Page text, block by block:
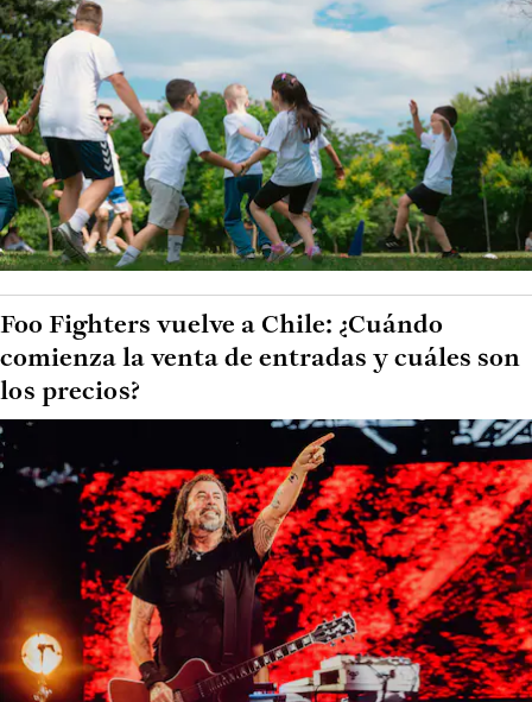
Foo Fighters vuelve a Chile: ¿Cuándo
comienza la venta de entradas y cuáles son
los precios?